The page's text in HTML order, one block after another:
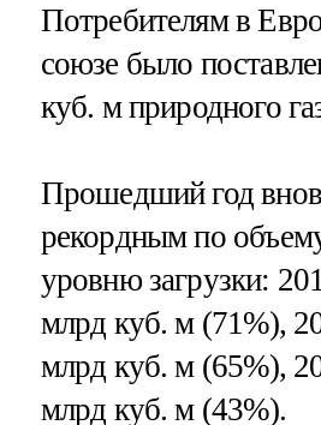
Потребителям в
союзе было
куб. м природного
Прошедший год
рекордным по
уровню загрузки:
млрд куб. м (71%),
млрд куб. м (65%),
млрд куб. м (43%).